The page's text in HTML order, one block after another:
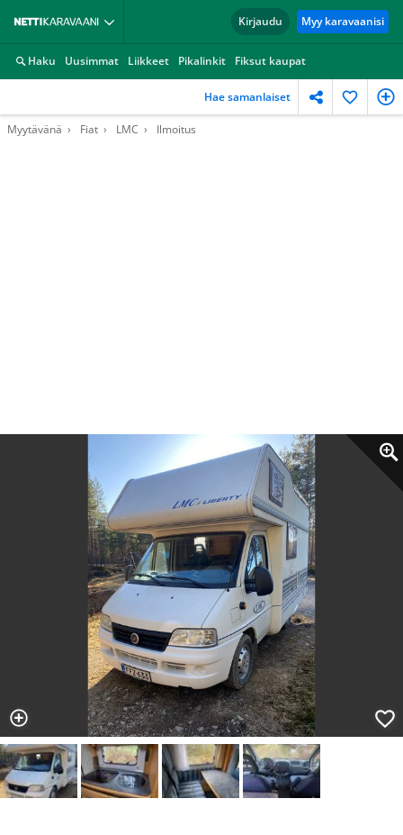
Kirjaudu Myy karavaanisi
Haku Uusimmat Liikkeet Pikalinkit Fiksut kaupat
Hae samanlaiset
Myytävänä Fiat LMC Ilmoitus